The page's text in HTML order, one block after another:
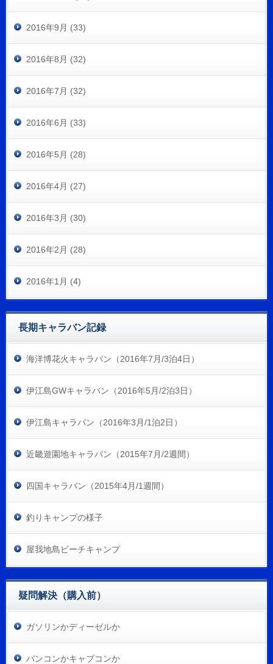
2016年9月 (33)
2016年8月 (32)
2016年7月 (32)
2016年6月 (33)
2016年5月 (28)
2016年4月 (27)
2016年3月 (30)
2016年2月 (28)
2016年1月 (4)
長期キャラバン記録
海洋博花火キャラバン（2016年7月/3泊4日）
伊江島GWキャラバン（2016年5月/2泊3日）
伊江島キャラバン（2016年3月/1泊2日）
近畿遊園地キャラバン（2015年7月/2週間）
四国キャラバン（2015年4月/1週間）
釣りキャンプの様子
屋我地島ビーチキャンプ
疑問解決（購入前）
ガソリンかディーゼルか
バンコンかキャブコンか